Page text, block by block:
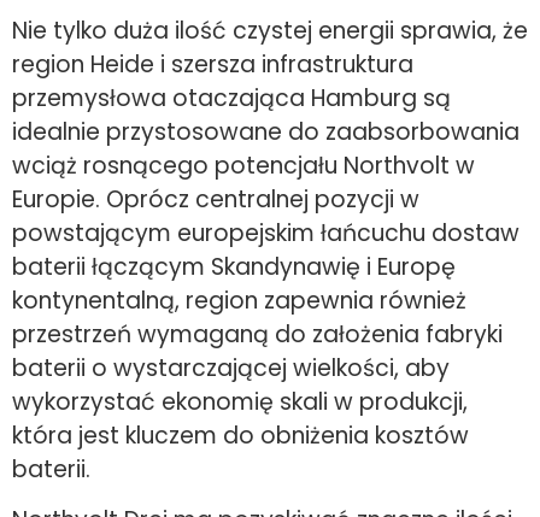
Nie tylko duża ilość czystej energii sprawia, że
​​region Heide i szersza infrastruktura
przemysłowa otaczająca Hamburg są
idealnie przystosowane do zaabsorbowania
wciąż rosnącego potencjału Northvolt w
Europie. Oprócz centralnej pozycji w
powstającym europejskim łańcuchu dostaw
baterii łączącym Skandynawię i Europę
kontynentalną, region zapewnia również
przestrzeń wymaganą do założenia fabryki
baterii o wystarczającej wielkości, aby
wykorzystać ekonomię skali w produkcji,
która jest kluczem do obniżenia kosztów
baterii.